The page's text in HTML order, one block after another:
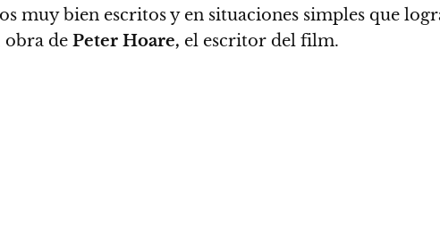
muy bien escritos y en situaciones simples que
obra de Peter Hoare, el escritor del film.